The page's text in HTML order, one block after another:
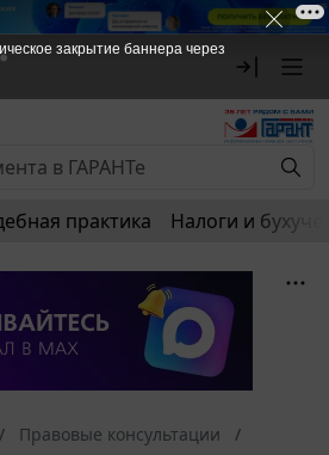
практика Налоги и
Правовые консультации
закрытие баннера через